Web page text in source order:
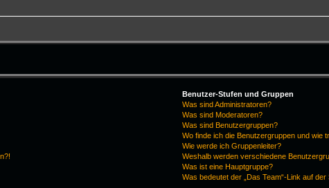
Benutzer-Stufen und Gruppen
Was sind Administratoren?
Was sind Moderatoren?
Was sind Benutzergruppen?
Wo finde ich die Benutzergruppen und wie
Wie werde ich Gruppenleiter?
Weshalb werden verschiedene
Was ist eine Hauptgruppe?
Was bedeutet der „Das Team“-Link auf der